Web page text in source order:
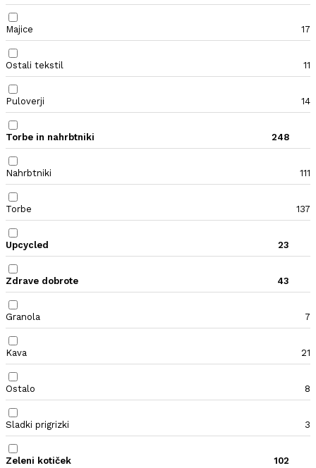
Majice 17
Ostali tekstil 11
Puloverji 14
Torbe in nahrbtniki 248
Nahrbtniki 111
Torbe 137
Upcycled 23
Zdrave dobrote 43
Granola 7
Kava 21
Ostalo 8
Sladki prigrizki 3
Zeleni kotiček 102